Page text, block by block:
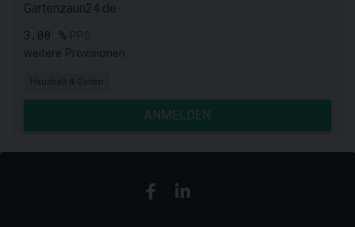
Gartenzaun24.de
3,00 %
weitere Provisionen
Haushalt & Garten
ANMELDEN